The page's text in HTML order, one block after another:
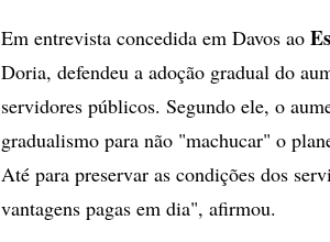
Em entrevista concedida em Davos ao
Doria, defendeu a adoção gradual do
servidores públicos. Segundo ele, o
gradualismo para não "machucar" o
Até para preservar as condições dos
vantagens pagas em dia", afirmou.